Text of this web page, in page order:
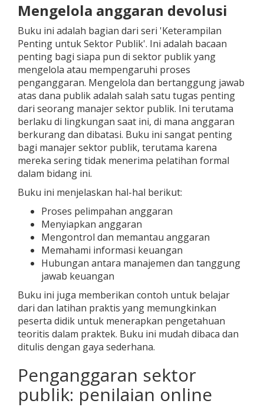
Mengelola anggaran devolusi
Buku ini adalah bagian dari seri 'Keterampilan
Penting untuk Sektor Publik'. Ini adalah bacaan
penting bagi siapa pun di sektor publik yang
mengelola atau mempengaruhi proses
penganggaran. Mengelola dan bertanggung jawab
atas dana publik adalah salah satu tugas penting
dari seorang manajer sektor publik. Ini terutama
berlaku di lingkungan saat ini, di mana anggaran
berkurang dan dibatasi. Buku ini sangat penting
bagi manajer sektor publik, terutama karena
mereka sering tidak menerima pelatihan formal
dalam bidang ini.
Buku ini menjelaskan hal-hal berikut:
Proses pelimpahan anggaran
Menyiapkan anggaran
Mengontrol dan memantau anggaran
Memahami informasi keuangan
Hubungan antara manajemen dan tanggung
jawab keuangan
Buku ini juga memberikan contoh untuk belajar
dari dan latihan praktis yang memungkinkan
peserta didik untuk menerapkan pengetahuan
teoritis dalam praktek. Buku ini mudah dibaca dan
ditulis dengan gaya sederhana.
Penganggaran sektor
publik: penilaian online